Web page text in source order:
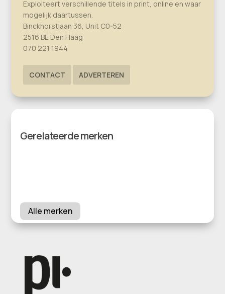
Exploiteert verschillende titels in print, online en waar
mogelijk daartussen.
Binckhorstlaan 36, Unit C0-52
2516 BE Den Haag
070 221 1944
CONTACT ADVERTEREN
Gerelateerde merken
Alle merken